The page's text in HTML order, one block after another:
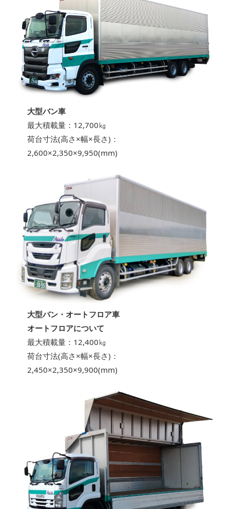
大型バン車
最大積載量：12,700㎏
荷台寸法(高さ×幅×長さ)：
2,600×2,350×9,950(mm)
大型バン・オートフロア車
オートフロアについて
最大積載量：12,400㎏
荷台寸法(高さ×幅×長さ)：
2,450×2,350×9,900(mm)